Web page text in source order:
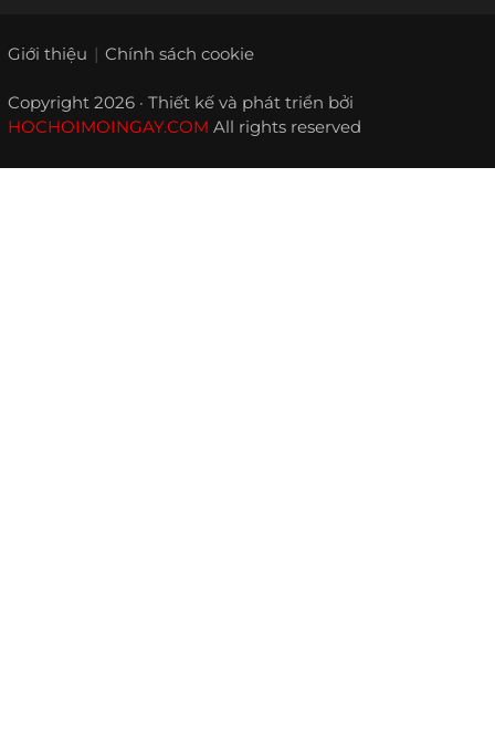
Giới thiệu Chính sách cookie
Copyright 2026 · Thiết kế và phát triển bởi
HOCHOIMOINGAY.COM All rights reserved